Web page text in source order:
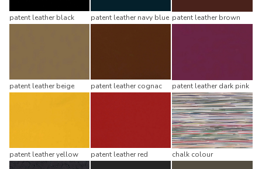
patent leather black patent leather navy blue patent leather brown
patent leather beige patent leather cognac patent leather dark pink
patent leather yellow patent leather red chalk colour